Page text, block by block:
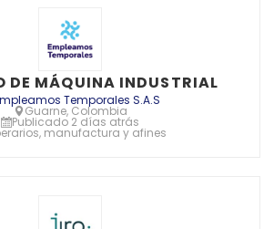
DE MÁQUINA INDUSTRIAL
Temporales S.A.S
Guarne, Colombia
Publicado 2 días atrás
manufactura y afines